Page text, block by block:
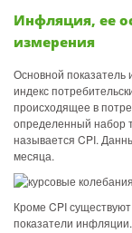
Инфляция, ее
измерения
Основной
индекс
происходящее в
определенный набор
называется CPI.
месяца.
Кроме CPI
показатели